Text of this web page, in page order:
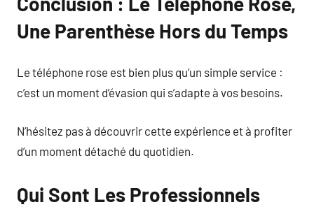
Une Parenthèse Hors du Temps
Le téléphone rose est bien plus qu’un simple service :
c’est un moment d’évasion qui s’adapte à vos besoins.
N’hésitez pas à découvrir cette expérience et à profiter
d’un moment détaché du quotidien.
Qui Sont Les Professionnels